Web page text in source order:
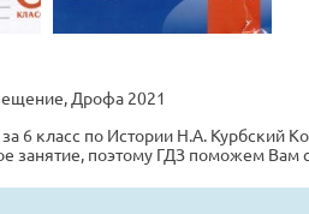
Дрофа 2021
6 класс по Истории Н.А. Курбский
занятие, поэтому ГДЗ поможем Вам